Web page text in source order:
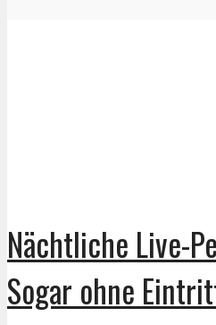
Nächtliche Live-
Sogar ohne